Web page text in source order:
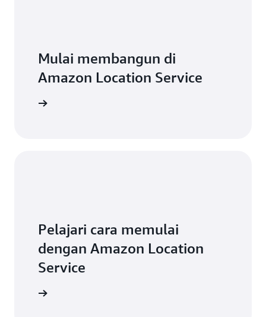
Mulai membangun di
Amazon Location Service
Pelajari cara memulai
dengan Amazon Location
Service